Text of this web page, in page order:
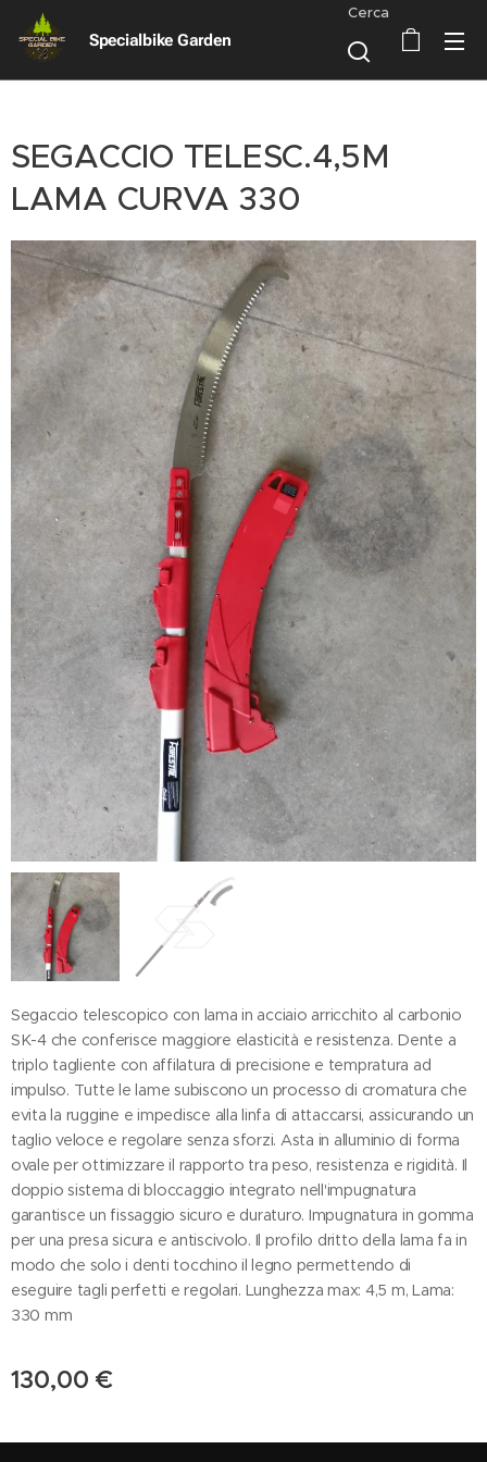
Specialbike Garden
Cerca
SEGACCIO TELESC.4,5M
LAMA CURVA 330
Segaccio telescopico con lama in acciaio arricchito al carbonio
SK-4 che conferisce maggiore elasticità e resistenza. Dente a
triplo tagliente con affilatura di precisione e tempratura ad
impulso. Tutte le lame subiscono un processo di cromatura che
evita la ruggine e impedisce alla linfa di attaccarsi, assicurando un
taglio veloce e regolare senza sforzi. Asta in alluminio di forma
ovale per ottimizzare il rapporto tra peso, resistenza e rigidità. Il
doppio sistema di bloccaggio integrato nell'impugnatura
garantisce un fissaggio sicuro e duraturo. Impugnatura in gomma
per una presa sicura e antiscivolo. Il profilo dritto della lama fa in
modo che solo i denti tocchino il legno permettendo di
eseguire tagli perfetti e regolari. Lunghezza max: 4,5 m, Lama:
330 mm
130,00 €